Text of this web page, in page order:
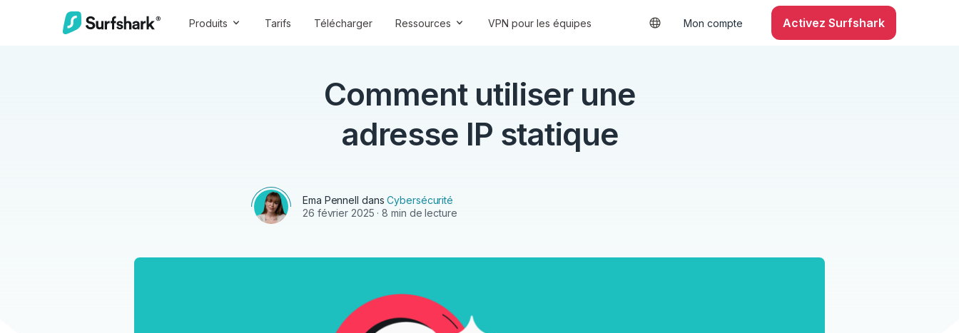
Produits Tarifs Télécharger Ressources VPN pour les équipes Mon compte Activez Surfshark
Comment utiliser une
adresse IP statique
Ema Pennell dansCybersécurité
26 février 2025 · 8 min de lecture